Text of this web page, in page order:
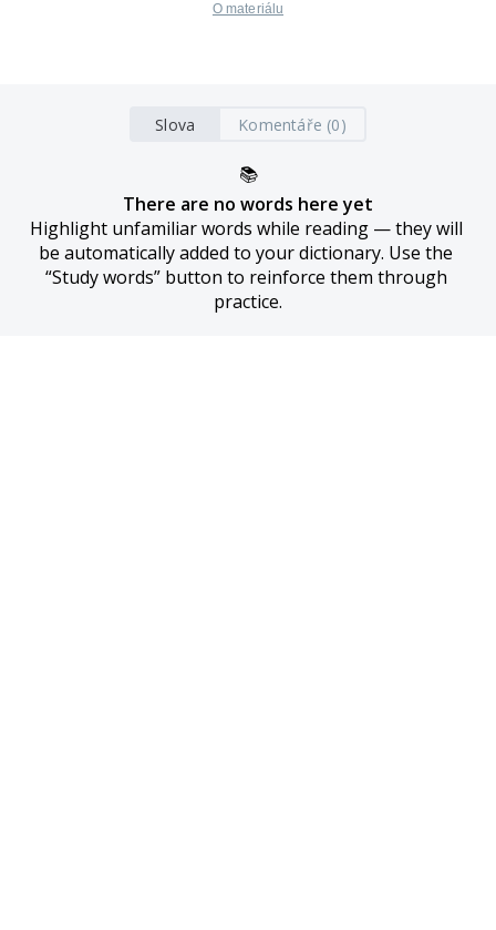
O materiálu
Slova Komentáře (0)
📚
There are no words here yet
Highlight unfamiliar words while reading — they will
be automatically added to your dictionary. Use the
“Study words” button to reinforce them through
practice.